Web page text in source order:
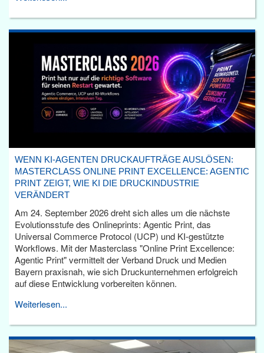
WENN KI-AGENTEN DRUCKAUFTRÄGE AUSLÖSEN:
MASTERCLASS ONLINE PRINT EXCELLENCE: AGENTIC
PRINT ZEIGT, WIE KI DIE DRUCKINDUSTRIE
VERÄNDERT
Am 24. September 2026 dreht sich alles um die nächste
Evolutionsstufe des Onlineprints: Agentic Print, das
Universal Commerce Protocol (UCP) und KI-gestützte
Workflows. Mit der Masterclass "Online Print Excellence:
Agentic Print" vermittelt der Verband Druck und Medien
Bayern praxisnah, wie sich Druckunternehmen erfolgreich
auf diese Entwicklung vorbereiten können.
Weiterlesen...